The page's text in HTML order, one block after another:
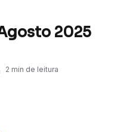
2025
2 min de leitura